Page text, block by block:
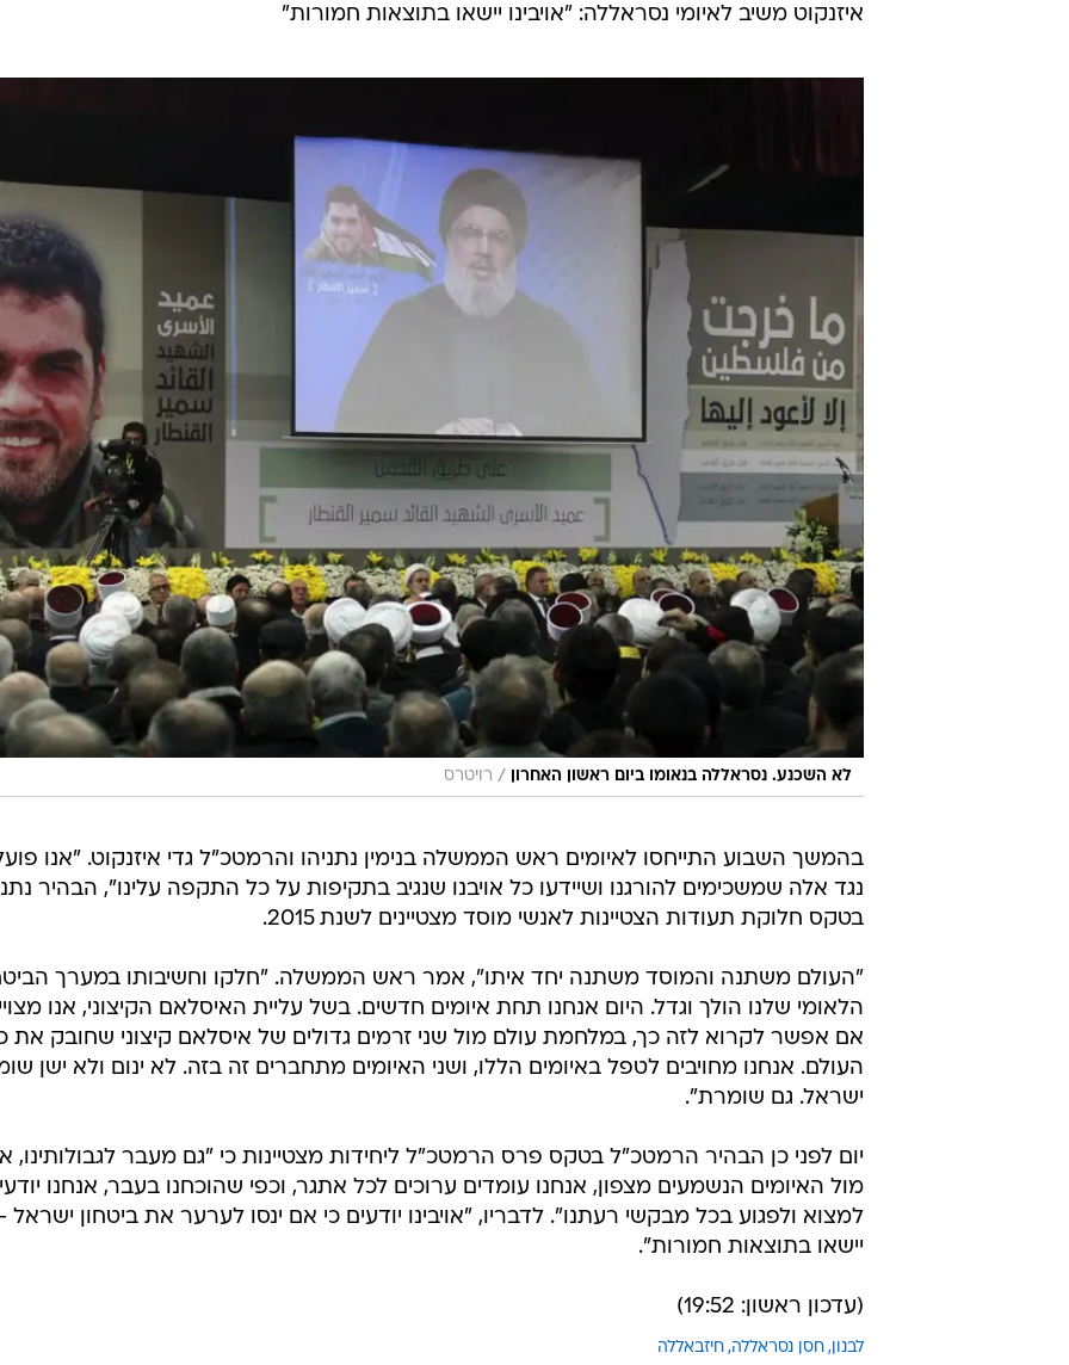
איזנקוט משיב לאיומי נסראללה: "אויבינו יישאו בתוצאות חמורות"
לא השכנע. נסראללה בנאומו ביום ראשון האחרון / רויטרס
בהמשך השבוע התייחסו לאיומים ראש הממשלה בנימין נתניהו והרמטכ"ל גדי איזנקוט. "אנו
נגד אלה שמשכימים להורגנו ושיידעו כל אויבנו שנגיב בתקיפות על כל התקפה עלינו", הבהיר
בטקס חלוקת תעודות הצטיינות לאנשי מוסד מצטיינים לשנת 2015.
"העולם משתנה והמוסד משתנה יחד איתו", אמר ראש הממשלה. "חלקו וחשיבותו במערך
הלאומי שלנו הולך וגדל. היום אנחנו תחת איומים חדשים. בשל עליית האיסלאם הקיצוני, אנו
אם אפשר לקרוא לזה כך, במלחמת עולם מול שני זרמים גדולים של איסלאם קיצוני שחובק את
העולם. אנחנו מחויבים לטפל באיומים הללו, ושני האיומים מתחברים זה בזה. לא ינום ולא ישן
ישראל. גם שומרת".
יום לפני כן הבהיר הרמטכ"ל בטקס פרס הרמטכ"ל ליחידות מצטיינות כי "גם מעבר לגבולותינו,
מול האיומים הנשמעים מצפון, אנחנו עומדים ערוכים לכל אתגר, וכפי שהוכחנו בעבר, אנחנו
למצוא ולפגוע בכל מבקשי רעתנו". לדבריו, "אויבינו יודעים כי אם ינסו לערער את ביטחון
יישאו בתוצאות חמורות".
(עדכון ראשון: 19:52)
לבנון חסן נסראללה חיזבאללה